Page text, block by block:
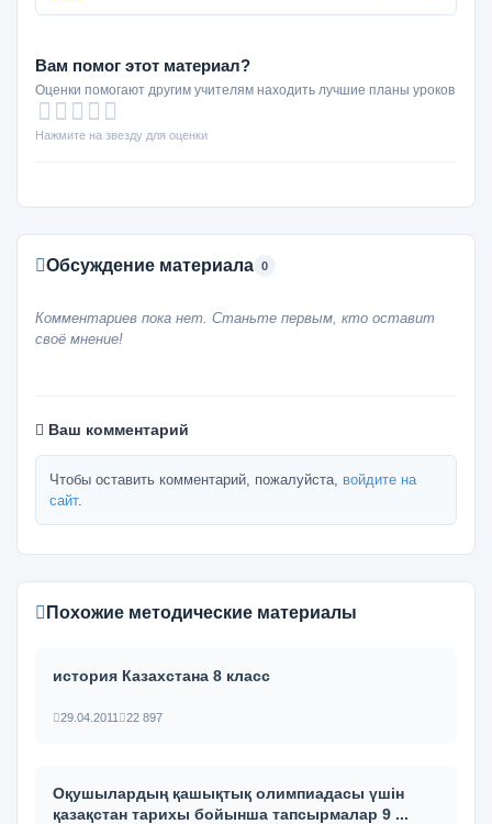
Вам помог этот материал?
Оценки помогают другим учителям находить лучшие планы уроков
Нажмите на звезду для оценки
Обсуждение материала 0
Комментариев пока нет. Станьте первым, кто оставит
своё мнение!
Ваш комментарий
Чтобы оставить комментарий, пожалуйста, войдите на
сайт.
Похожие методические материалы
история Казахстана 8 класс
29.04.2011 22 897
Оқушылардың қашықтық олимпиадасы үшін
қазақстан тарихы бойынша тапсырмалар 9 ...